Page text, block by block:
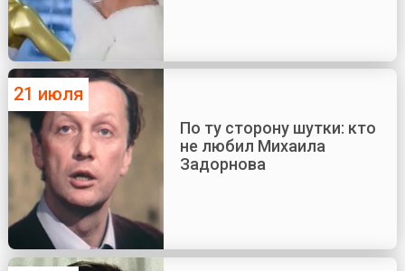
21 июля
По ту сторону шутки: кто
не любил Михаила
Задорнова